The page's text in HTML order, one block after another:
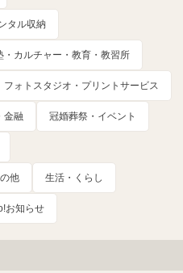
タル収納
・カルチャー・教育・教習所
フォトスタジオ・プリントサービス
金融 冠婚葬祭・イベント
他 生活・くらし
お知らせ